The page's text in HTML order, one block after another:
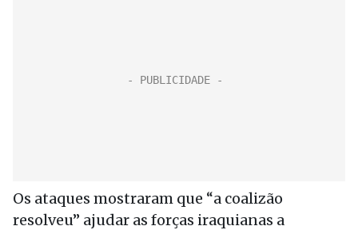
Os ataques mostraram que “a coalizão
resolveu” ajudar as forças iraquianas a